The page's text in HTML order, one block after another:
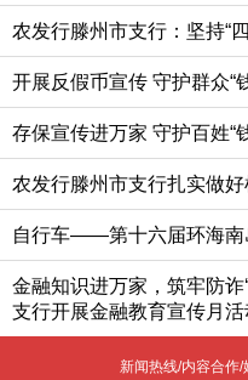
农发行滕州市支行：坚持“
开展反假币宣传 守护群众“
存保宣传进万家 守护百姓“
农发行滕州市支行扎实做
自行车——第十六届环海南
金融知识进万家，筑牢防
支行开展金融教育宣传月
新闻热线/内容合作/